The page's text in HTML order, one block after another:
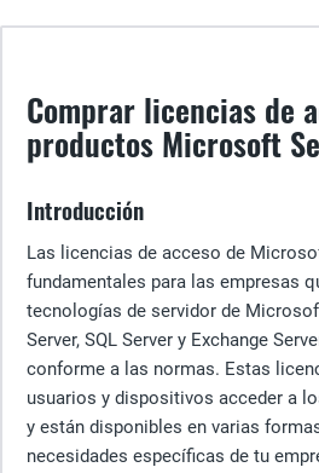
Comprar licencias de
productos Microsoft
Introducción
Las licencias de acceso de
fundamentales para las empresas
tecnologías de servidor de
Server, SQL Server y Exchange
conforme a las normas. Estas
usuarios y dispositivos acceder a
y están disponibles en varias
necesidades específicas de tu